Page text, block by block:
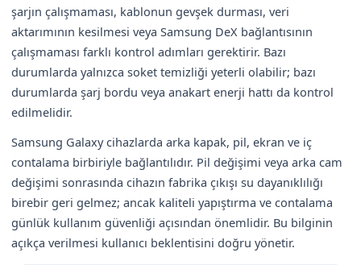
şarjın çalışmaması, kablonun gevşek durması, veri
aktarımının kesilmesi veya Samsung DeX bağlantısının
çalışmaması farklı kontrol adımları gerektirir. Bazı
durumlarda yalnızca soket temizliği yeterli olabilir; bazı
durumlarda şarj bordu veya anakart enerji hattı da kontrol
edilmelidir.
Samsung Galaxy cihazlarda arka kapak, pil, ekran ve iç
contalama birbiriyle bağlantılıdır. Pil değişimi veya arka cam
değişimi sonrasında cihazın fabrika çıkışı su dayanıklılığı
birebir geri gelmez; ancak kaliteli yapıştırma ve contalama
günlük kullanım güvenliği açısından önemlidir. Bu bilginin
açıkça verilmesi kullanıcı beklentisini doğru yönetir.